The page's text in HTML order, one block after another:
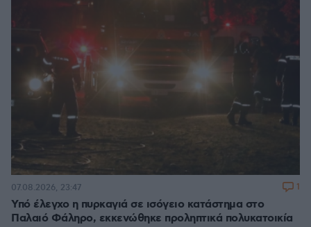
Υπό έλεγχο η πυρκαγιά σε ισόγειο κατάστημα στο
Παλαιό Φάληρο, εκκενώθηκε προληπτικά πολυκατοικία
07.08.2026, 23:47 1